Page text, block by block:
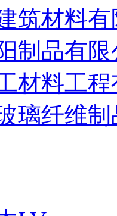
筑材料
制品有限
材料工
璃纤维